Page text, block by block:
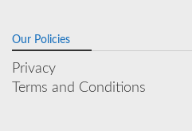
Our Policies
Privacy
Terms and Conditions